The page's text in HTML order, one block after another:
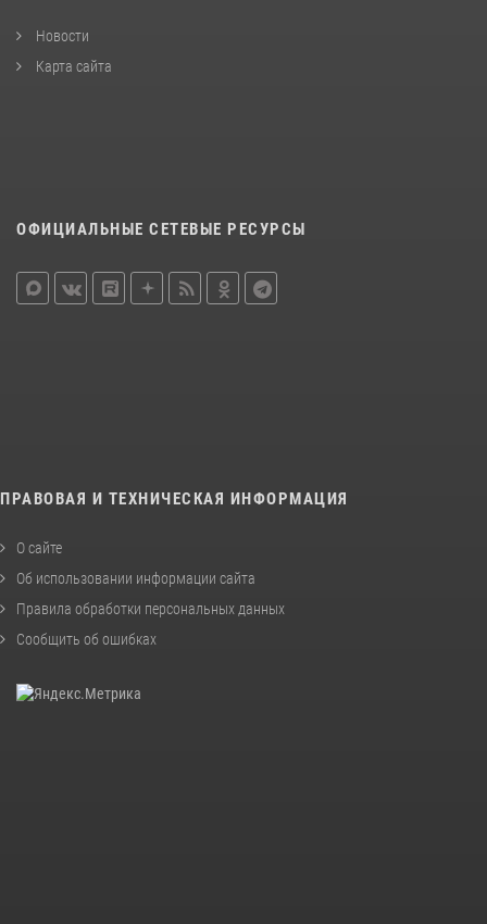
Новости
Карта сайта
ОФИЦИАЛЬНЫЕ СЕТЕВЫЕ РЕСУРСЫ
ПРАВОВАЯ И ТЕХНИЧЕСКАЯ ИНФОРМАЦИЯ
О сайте
Об использовании информации сайта
Правила обработки персональных данных
Сообщить об ошибках